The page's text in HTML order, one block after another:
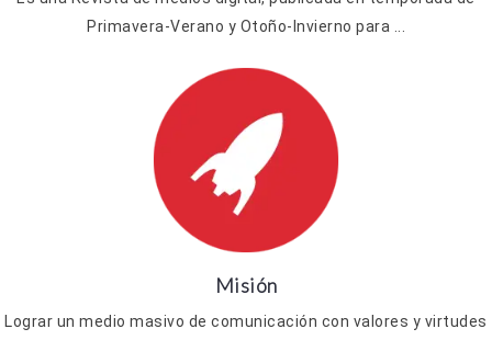
Primavera-Verano y Otoño-Invierno para ...
Misión
Lograr un medio masivo de comunicación con valores y virtudes